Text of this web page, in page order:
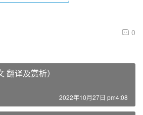
0
翻译及赏析）
2022年10月27日 pm4:08